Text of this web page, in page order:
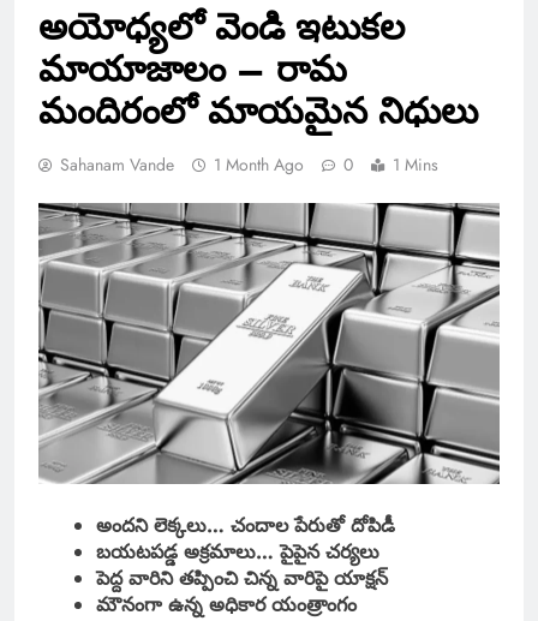
అయోధ్యలో వెండి ఇటుకల
మాయాజాలం – రామ
మందిరంలో మాయమైన నిధులు
Sahanam Vande 1 Month Ago 0 1 Mins
అందని లెక్కలు… చందాల పేరుతో దోపిడీ
బయటపడ్డ అక్రమాలు… పైపైన చర్యలు
పెద్ద వారిని తప్పించి చిన్న వారిపై యాక్షన్
మౌనంగా ఉన్న అధికార యంత్రాంగం